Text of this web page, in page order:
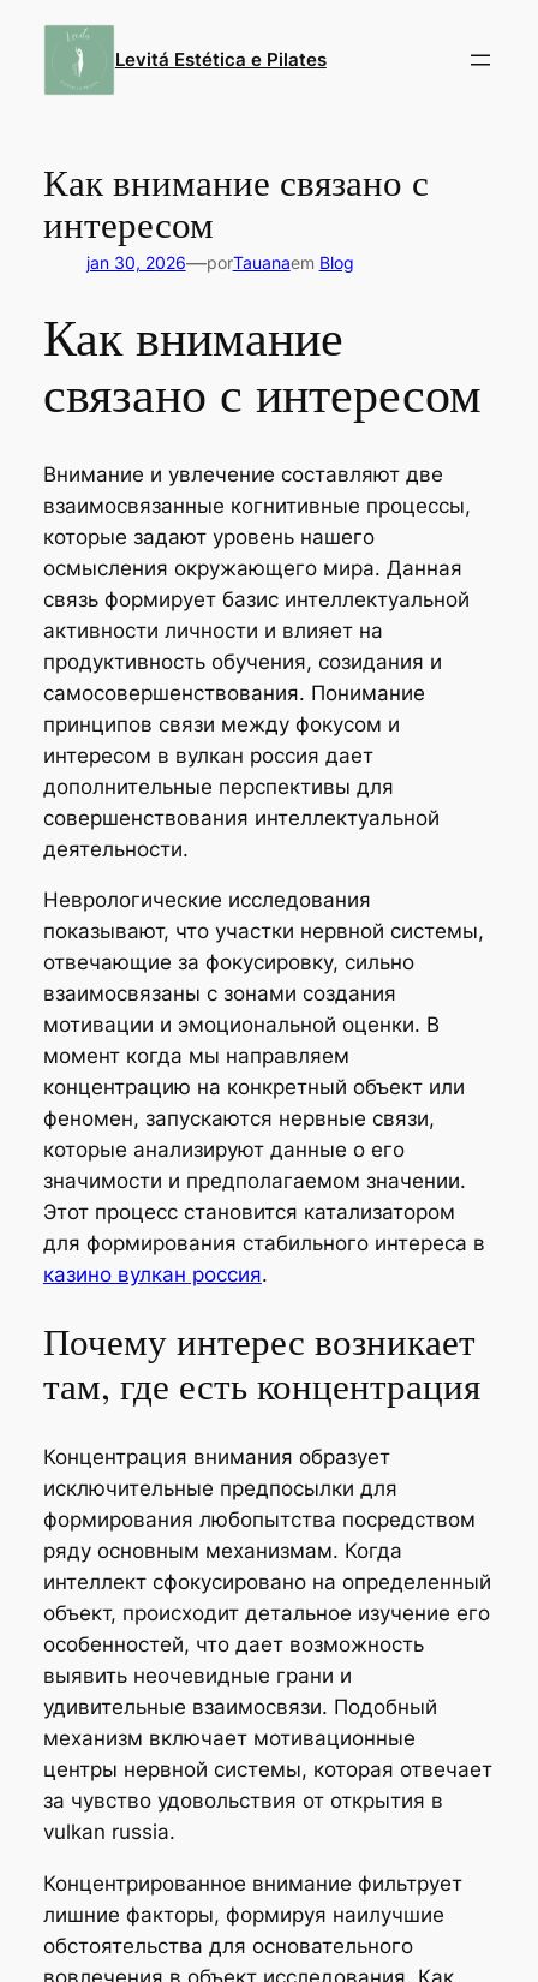
Levitá Estética e Pilates
Как внимание связано с
интересом
jan 30, 2026—porTauanaem Blog
Как внимание
связано с интересом
Внимание и увлечение составляют две
взаимосвязанные когнитивные процессы,
которые задают уровень нашего
осмысления окружающего мира. Данная
связь формирует базис интеллектуальной
активности личности и влияет на
продуктивность обучения, созидания и
самосовершенствования. Понимание
принципов связи между фокусом и
интересом в вулкан россия дает
дополнительные перспективы для
совершенствования интеллектуальной
деятельности.
Неврологические исследования
показывают, что участки нервной системы,
отвечающие за фокусировку, сильно
взаимосвязаны с зонами создания
мотивации и эмоциональной оценки. В
момент когда мы направляем
концентрацию на конкретный объект или
феномен, запускаются нервные связи,
которые анализируют данные о его
значимости и предполагаемом значении.
Этот процесс становится катализатором
для формирования стабильного интереса в
казино вулкан россия.
Почему интерес возникает
там, где есть концентрация
Концентрация внимания образует
исключительные предпосылки для
формирования любопытства посредством
ряду основным механизмам. Когда
интеллект сфокусировано на определенный
объект, происходит детальное изучение его
особенностей, что дает возможность
выявить неочевидные грани и
удивительные взаимосвязи. Подобный
механизм включает мотивационные
центры нервной системы, которая отвечает
за чувство удовольствия от открытия в
vulkan russia.
Концентрированное внимание фильтрует
лишние факторы, формируя наилучшие
обстоятельства для основательного
вовлечения в объект исследования. Как